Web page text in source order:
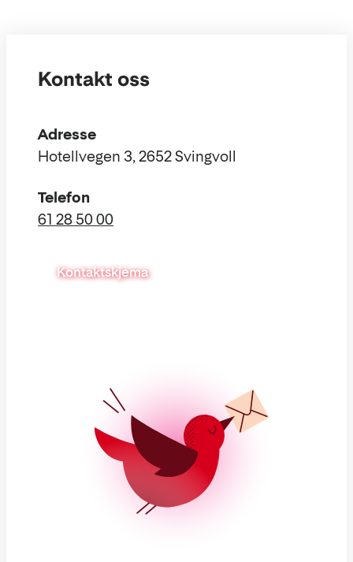
Kontakt oss
Adresse
Hotellvegen 3, 2652 Svingvoll
Telefon
61 28 50 00
Kontaktskjema